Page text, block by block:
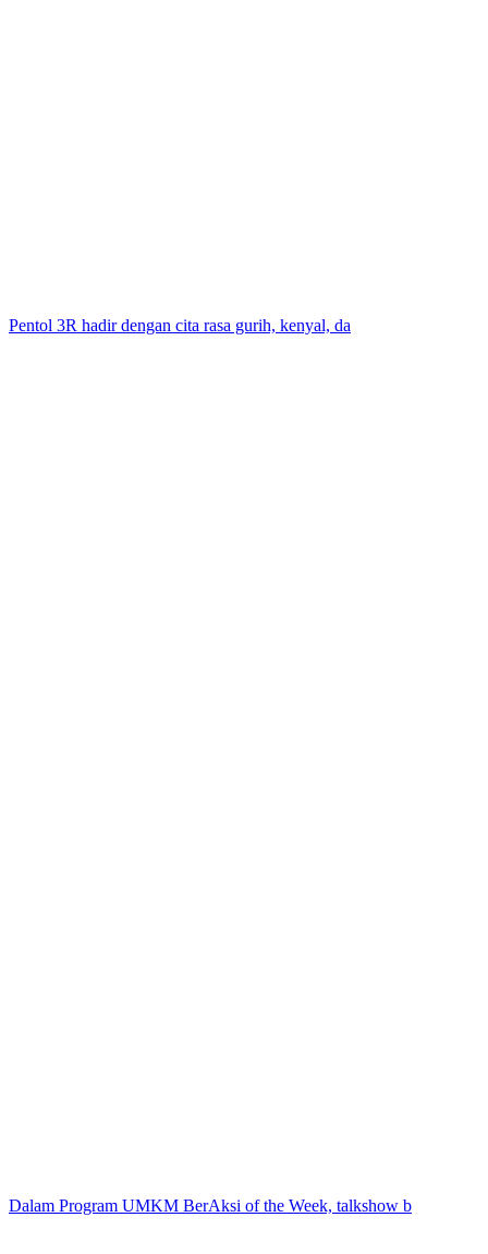
Pentol 3R hadir dengan cita rasa gurih, kenyal, da
Dalam Program UMKM BerAksi of the Week, talkshow b